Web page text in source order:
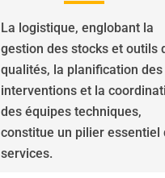
La logistique, englobant la
gestion des stocks et outils
qualités, la planification des
interventions et la
des équipes techniques,
constitue un pilier essentiel
services.